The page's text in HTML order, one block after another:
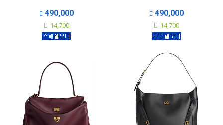
490,000
14,700
490,000
14,700